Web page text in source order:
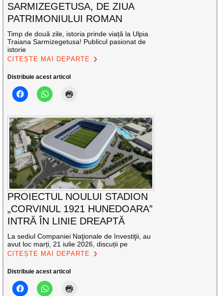
SARMIZEGETUSA, DE ZIUA
PATRIMONIULUI ROMAN
Timp de două zile, istoria prinde viață la Ulpia
Traiana Sarmizegetusa! Publicul pasionat de
istorie
CITEȘTE MAI DEPARTE
Distribuie acest articol
PROIECTUL NOULUI STADION
„CORVINUL 1921 HUNEDOARA”
INTRĂ ÎN LINIE DREAPTĂ
La sediul Companiei Naţionale de Investiţii, au
avut loc marți, 21 iulie 2026, discuții pe
CITEȘTE MAI DEPARTE
Distribuie acest articol